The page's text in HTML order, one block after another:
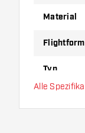
Material
Flightform
Typ
Alle